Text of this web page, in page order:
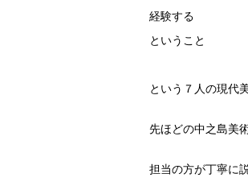
経験する
ということ
という７人の現代
先ほどの中之島美
担当の方が丁寧に